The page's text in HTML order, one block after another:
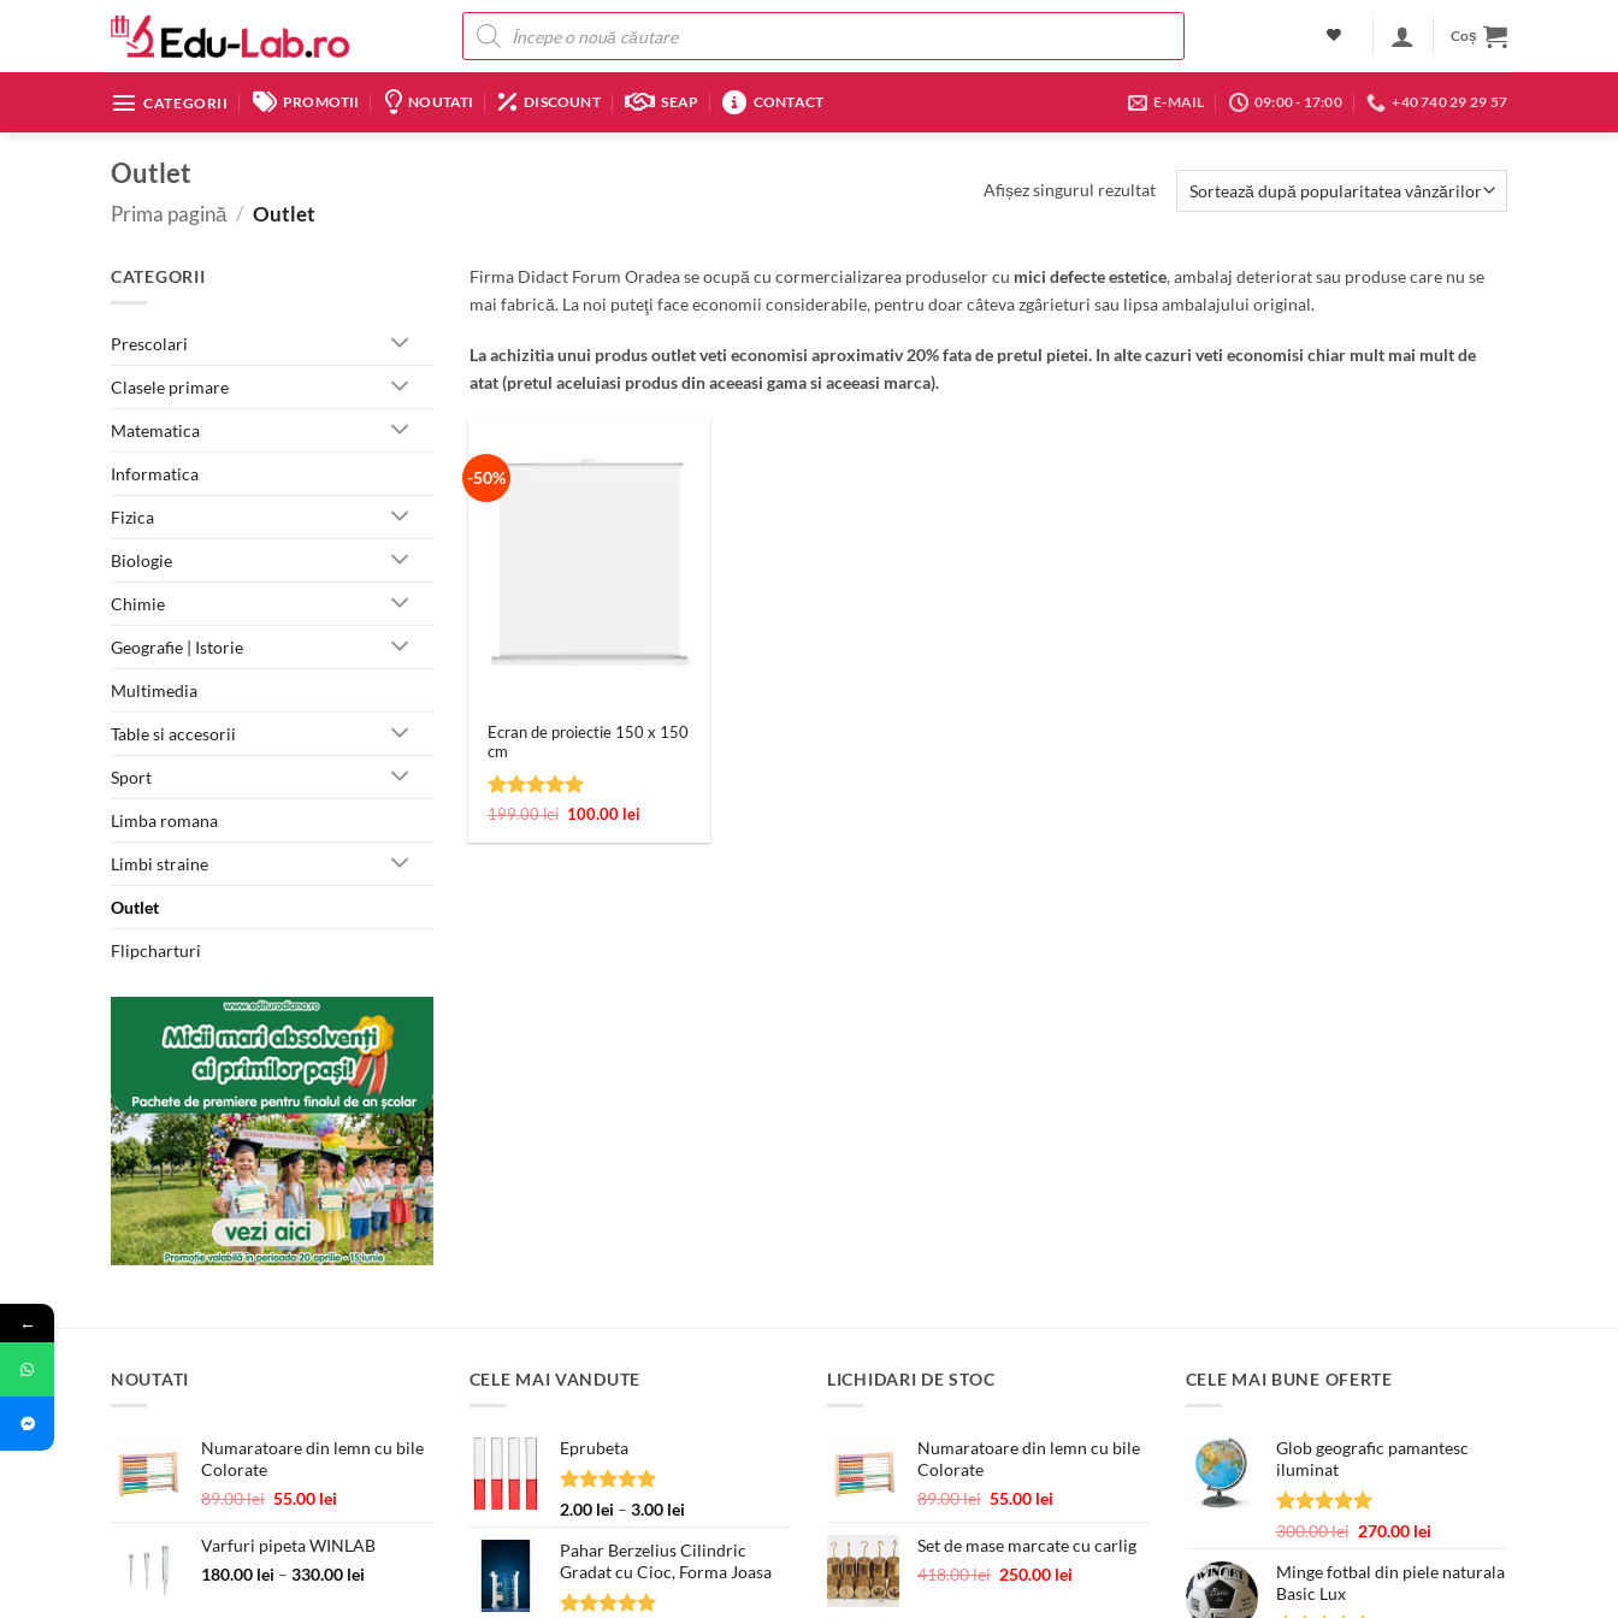
content
Products
search
Coș
CATEGORII PROMOTII NOUTATI DISCOUNT SEAP CONTACT E-MAIL 09:00 - 17:00 +40 740 29 29 57
Outlet
Prima pagină / Outlet
Afișez singurul rezultat
CATEGORII
Prescolari
Clasele primare
Matematica
Informatica
Fizica
Biologie
Chimie
Geografie | Istorie
Multimedia
Table si accesorii
Sport
Limba romana
Limbi straine
Outlet
Flipcharturi
Firma Didact Forum Oradea se ocupă cu cormercializarea produselor cu mici defecte estetice, ambalaj deteriorat sau produse care nu se
mai fabrică. La noi puteţi face economii considerabile, pentru doar câteva zgârieturi sau lipsa ambalajului original.
La achizitia unui produs outlet veti economisi aproximativ 20% fata de pretul pietei. In alte cazuri veti economisi chiar mult mai mult de
atat(pretul aceluiasi produs din aceeasi gama si aceeasi marca).
-50%
Ecran de proiectie 150 x 150
cm
Evaluat la
199.00lei Prețul
a
100.00 leiPrețul
este:
NOUTATI
Numaratoare din lemn cu bile
Colorate
89.00lei Prețul
a
fost:
55.00 lei
este:
55.00 lei.
Varfuri pipeta WINLAB
180.00 lei – 330.00 lei
CELE MAI VANDUTE
Eprubeta
Evaluat la
2.00 lei – 3.00 leiInterval
prețuri:
2.00 lei
Pahar Berzelius Cilindric
Gradat cu Cioc, Forma Joasa
LICHIDARI DE STOC
Numaratoare din lemn cu bile
Colorate
89.00lei Prețul
a
fost:
55.00 lei
este:
55.00 lei.
Set de mase marcate cu carlig
418.00lei Prețul
250.00 lei
CELE MAI BUNE OFERTE
Glob geografic pamantesc
iluminat
Evaluat la
300.00lei Prețul
a
270.00 leiPrețul
este:
Minge fotbal din piele naturala
Basic Lux
←